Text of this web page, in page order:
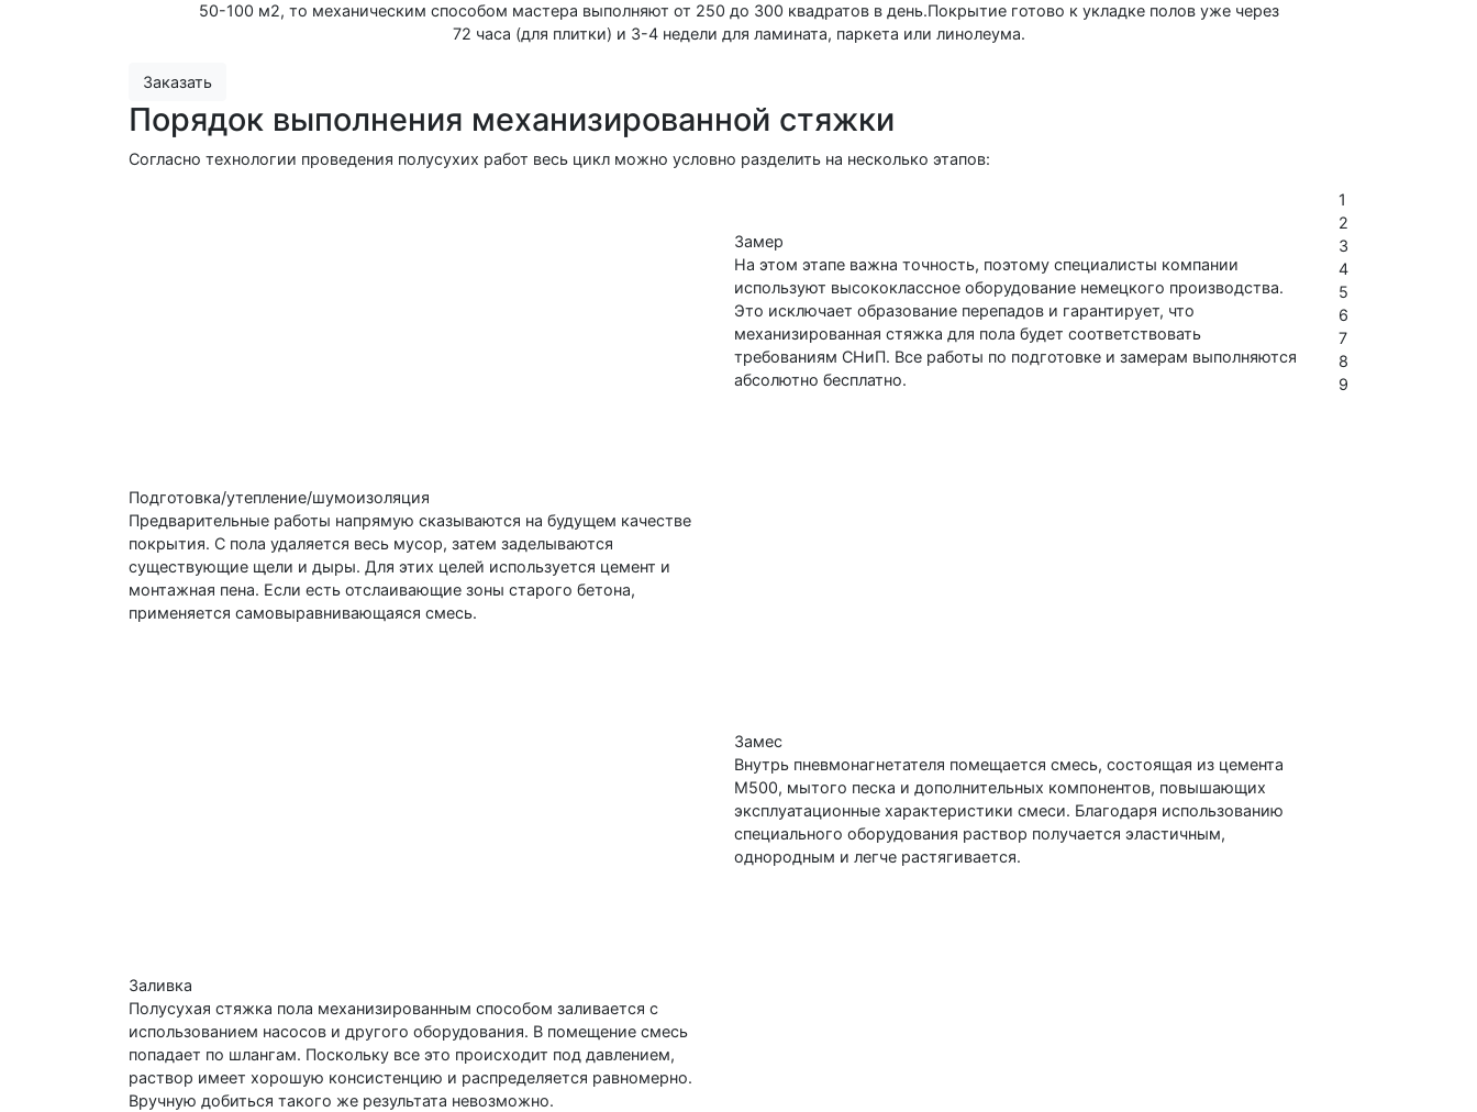
50-100 м2, то механическим способом мастера выполняют от 250 до 300 квадратов в день.Покрытие готово к укладке полов уже через
72 часа (для плитки) и 3-4 недели для ламината, паркета или линолеума.
Заказать
Порядок выполнения механизированной стяжки
Согласно технологии проведения полусухих работ весь цикл можно условно разделить на несколько этапов:
Замер
На этом этапе важна точность, поэтому специалисты компании
используют высококлассное оборудование немецкого производства.
Это исключает образование перепадов и гарантирует, что
механизированная стяжка для пола будет соответствовать
требованиям СНиП. Все работы по подготовке и замерам выполняются
абсолютно бесплатно.
Подготовка/утепление/шумоизоляция
Предварительные работы напрямую сказываются на будущем качестве
покрытия. С пола удаляется весь мусор, затем заделываются
существующие щели и дыры. Для этих целей используется цемент и
монтажная пена. Если есть отслаивающие зоны старого бетона,
применяется самовыравнивающаяся смесь.
Замес
Внутрь пневмонагнетателя помещается смесь, состоящая из цемента
М500, мытого песка и дополнительных компонентов, повышающих
эксплуатационные характеристики смеси. Благодаря использованию
специального оборудования раствор получается эластичным,
однородным и легче растягивается.
Заливка
Полусухая стяжка пола механизированным способом заливается с
использованием насосов и другого оборудования. В помещение смесь
попадает по шлангам. Поскольку все это происходит под давлением,
раствор имеет хорошую консистенцию и распределяется равномерно.
Вручную добиться такого же результата невозможно.
1
2
3
4
5
6
7
8
9